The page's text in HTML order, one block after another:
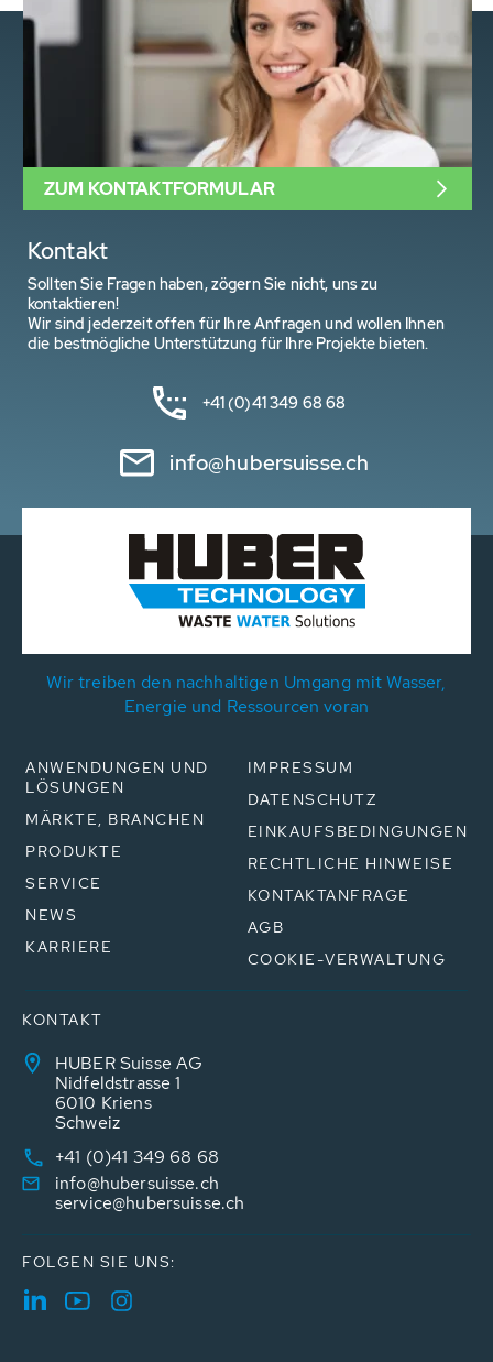
Kontakt
Sollten Sie Fragen haben, zögern Sie nicht, uns zu
kontaktieren!
Wir sind jederzeit offen für Ihre Anfragen und wollen Ihnen
die bestmögliche Unterstützung für Ihre Projekte bieten.
+41 (0)41 349 68 68
info@hubersuisse.ch
ZUM KONTAKTFORMULAR
Wir treiben den nachhaltigen Umgang mit Wasser,
Energie und Ressourcen voran
ANWENDUNGEN UND
LÖSUNGEN
MÄRKTE, BRANCHEN
PRODUKTE
SERVICE
NEWS
KARRIERE
IMPRESSUM
DATENSCHUTZ
EINKAUFSBEDINGUNGEN
RECHTLICHE HINWEISE
KONTAKTANFRAGE
AGB
COOKIE-VERWALTUNG
KONTAKT
HUBER Suisse AG
Nidfeldstrasse 1
6010 Kriens
Schweiz
+41 (0)41 349 68 68
info@hubersuisse.ch
service@hubersuisse.ch
FOLGEN SIE UNS: